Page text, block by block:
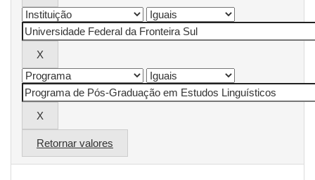
Retornar valores